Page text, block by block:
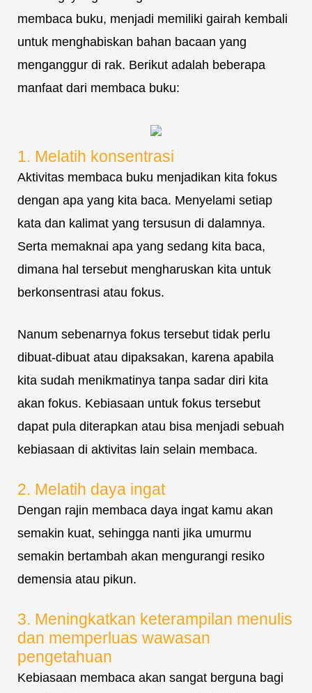
membaca buku, menjadi memiliki gairah kembali
untuk menghabiskan bahan bacaan yang
menganggur di rak. Berikut adalah beberapa
manfaat dari membaca buku:
1. Melatih konsentrasi
Aktivitas membaca buku menjadikan kita fokus
dengan apa yang kita baca. Menyelami setiap
kata dan kalimat yang tersusun di dalamnya.
Serta memaknai apa yang sedang kita baca,
dimana hal tersebut mengharuskan kita untuk
berkonsentrasi atau fokus.
Nanum sebenarnya fokus tersebut tidak perlu
dibuat-dibuat atau dipaksakan, karena apabila
kita sudah menikmatinya tanpa sadar diri kita
akan fokus. Kebiasaan untuk fokus tersebut
dapat pula diterapkan atau bisa menjadi sebuah
kebiasaan di aktivitas lain selain membaca.
2. Melatih daya ingat
Dengan rajin membaca daya ingat kamu akan
semakin kuat, sehingga nanti jika umurmu
semakin bertambah akan mengurangi resiko
demensia atau pikun.
3. Meningkatkan keterampilan menulis
dan memperluas wawasan
pengetahuan
Kebiasaan membaca akan sangat berguna bagi